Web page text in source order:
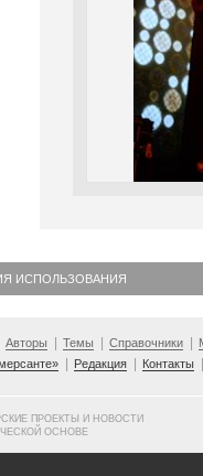
ИСПОЛЬЗОВАНИЯ
Авторы Темы Справочники
Редакция Контакты
ПРОЕКТЫ И НОВОСТИ
ОСНОВЕ